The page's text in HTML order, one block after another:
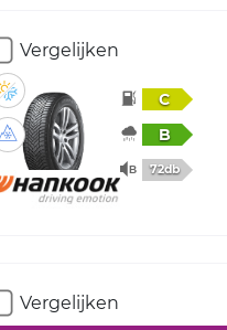
Vergelijken
C
B
72db
Vergelijken